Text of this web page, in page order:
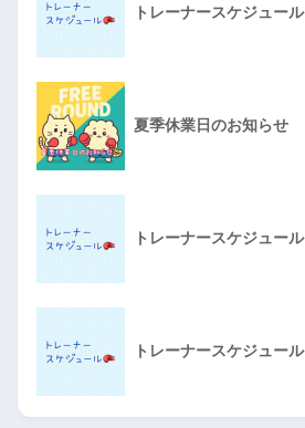
トレーナースケジュール
夏季休業日のお知らせ
トレーナースケジュール
トレーナースケジュール